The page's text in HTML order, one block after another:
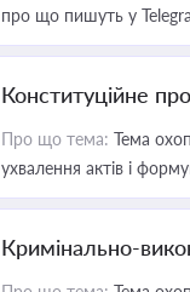
про що пишуть у
Конституційне
Про що тема: Тема
ухвалення актів і
Кримінально-